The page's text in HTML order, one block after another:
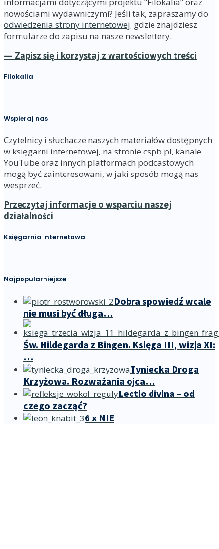
nowościami wydawniczymi? Jeśli tak, zapraszamy do
odwiedzenia strony internetowej, gdzie znajdziesz
formularze do zapisu na nasze newslettery.
— Zapisz się i korzystaj z wartościowych treści
Filokalia
Wspieraj nas
Czytelnicy i słuchacze naszych materiałów dostępnych
w księgarni internetowej, na stronie cspb.pl, kanale
YouTube oraz innych platformach podcastowych
mogą być zainteresowani, w jaki sposób mogą nas
wesprzeć.
Przeczytaj informacje o wsparciu naszej
działalności
Księgarnia internetowa
Najpopularniejsze
Dobra spowiedź wcale
nie musi być długa…
Św. Hildegarda z Bingen. Księga III, wizja XI:
…
Tyniecka Droga
Krzyżowa. Rozważania ojca…
Lectio divina – od
czego zacząć?
6 x NIE